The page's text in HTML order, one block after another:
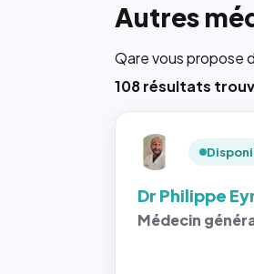
Autres
Qare vous propose
108 résultats
Dr Philippe
Médecin